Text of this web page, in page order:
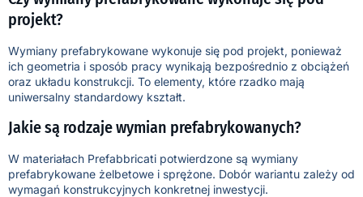
projekt?
Wymiany prefabrykowane wykonuje się pod projekt, ponieważ
ich geometria i sposób pracy wynikają bezpośrednio z obciążeń
oraz układu konstrukcji. To elementy, które rzadko mają
uniwersalny standardowy kształt.
Jakie są rodzaje wymian prefabrykowanych?
W materiałach Prefabbricati potwierdzone są wymiany
prefabrykowane żelbetowe i sprężone. Dobór wariantu zależy od
wymagań konstrukcyjnych konkretnej inwestycji.